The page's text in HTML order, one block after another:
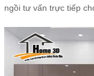
ngồi tư vấn trực tiếp